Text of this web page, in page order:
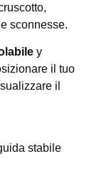
sconnesse.
y
il tuo
il
stabile